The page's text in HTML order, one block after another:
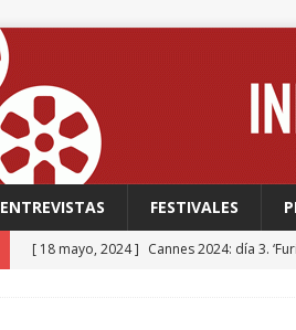
ENTREVISTAS FESTIVALES
[ 18 mayo, 2024 ] Cannes 2024: día 3.